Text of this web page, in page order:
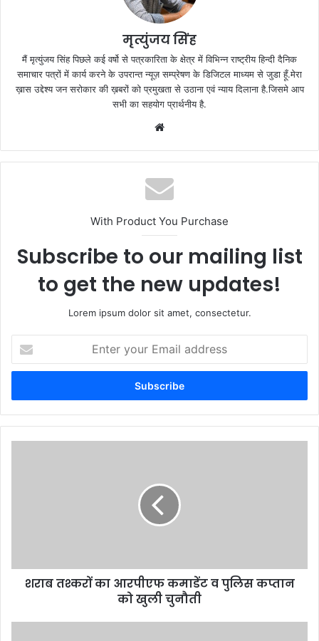
मृत्युंजय सिंह
मैं मृत्युंजय सिंह पिछले कई वर्षो से पत्रकारिता के क्षेत्र में विभिन्न राष्ट्रीय हिन्दी दैनिक
समाचार पत्रों में कार्य करने के उपरान्त न्यूज़ सम्प्रेषण के डिजिटल माध्यम से जुडा हूँ.मेरा
ख़ास उद्देश्य जन सरोकार की ख़बरों को प्रमुखता से उठाना एवं न्याय दिलाना है.जिसमे आप
सभी का सहयोग प्रार्थनीय है.
With Product You Purchase
Subscribe to our mailing list
to get the new updates!
Lorem ipsum dolor sit amet, consectetur.
your
Email
शराब तश्करों का आरपीएफ कमाडेंट व पुलिस कप्तान
को खुली चुनौती